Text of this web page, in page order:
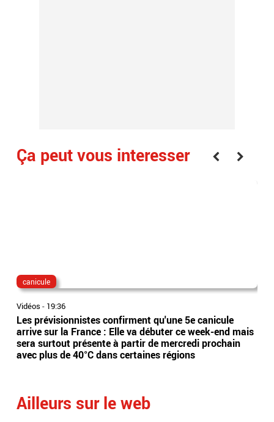
Ça peut vous interesser
canicule
Vidéos - 19:36
Les prévisionnistes confirment qu'une 5e canicule
arrive sur la France : Elle va débuter ce week-end mais
sera surtout présente à partir de mercredi prochain
avec plus de 40°C dans certaines régions
Ailleurs sur le web